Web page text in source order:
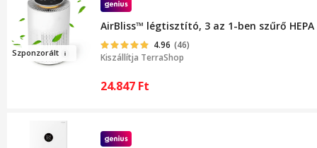
Szponzorált
AirBliss™ légtisztító, 3 az 1-ben szűrő
4.96 (46)
Kiszállítja TerraShop
24.847 Ft